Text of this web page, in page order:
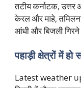
तटीय कर्नाटक,
केरल और माहे,
आंधी और बिजली गिरने
पहाड़ी क्षेत्रों में हो
Latest weather